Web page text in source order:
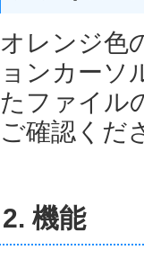
オレンジ色
ョンカーソ
たファイル
ご確認くだ
2. 機能